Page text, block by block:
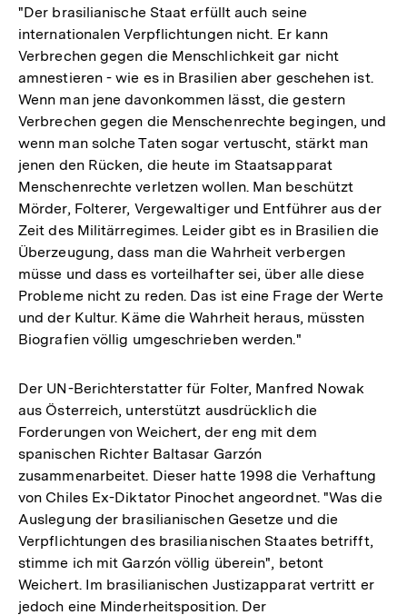
"Der brasilianische Staat erfüllt auch seine
internationalen Verpflichtungen nicht. Er kann
Verbrechen gegen die Menschlichkeit gar nicht
amnestieren - wie es in Brasilien aber geschehen ist.
Wenn man jene davonkommen lässt, die gestern
Verbrechen gegen die Menschenrechte begingen, und
wenn man solche Taten sogar vertuscht, stärkt man
jenen den Rücken, die heute im Staatsapparat
Menschenrechte verletzen wollen. Man beschützt
Mörder, Folterer, Vergewaltiger und Entführer aus der
Zeit des Militärregimes. Leider gibt es in Brasilien die
Überzeugung, dass man die Wahrheit verbergen
müsse und dass es vorteilhafter sei, über alle diese
Probleme nicht zu reden. Das ist eine Frage der Werte
und der Kultur. Käme die Wahrheit heraus, müssten
Biografien völlig umgeschrieben werden."
Der UN-Berichterstatter für Folter, Manfred Nowak
aus Österreich, unterstützt ausdrücklich die
Forderungen von Weichert, der eng mit dem
spanischen Richter Baltasar Garzón
zusammenarbeitet. Dieser hatte 1998 die Verhaftung
von Chiles Ex-Diktator Pinochet angeordnet. "Was die
Auslegung der brasilianischen Gesetze und die
Verpflichtungen des brasilianischen Staates betrifft,
stimme ich mit Garzón völlig überein", betont
Weichert. Im brasilianischen Justizapparat vertritt er
jedoch eine Minderheitsposition. Der